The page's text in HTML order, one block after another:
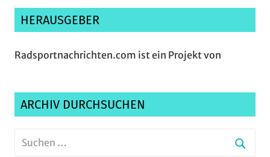
HERAUSGEBER
Radsportnachrichten.com ist ein Projekt von
ARCHIV DURCHSUCHEN
Suchen